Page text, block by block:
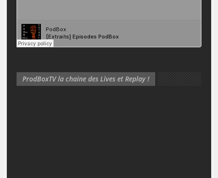
ProdBoxTV la chaine des Lives et Replay !